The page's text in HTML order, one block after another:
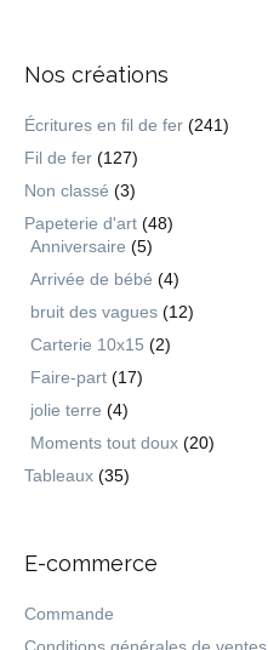
Nos créations
Écritures en fil de fer (241)
Fil de fer (127)
Non classé (3)
Papeterie d'art (48)
Anniversaire (5)
Arrivée de bébé (4)
bruit des vagues (12)
Carterie 10x15 (2)
Faire-part (17)
jolie terre (4)
Moments tout doux (20)
Tableaux (35)
E-commerce
Commande